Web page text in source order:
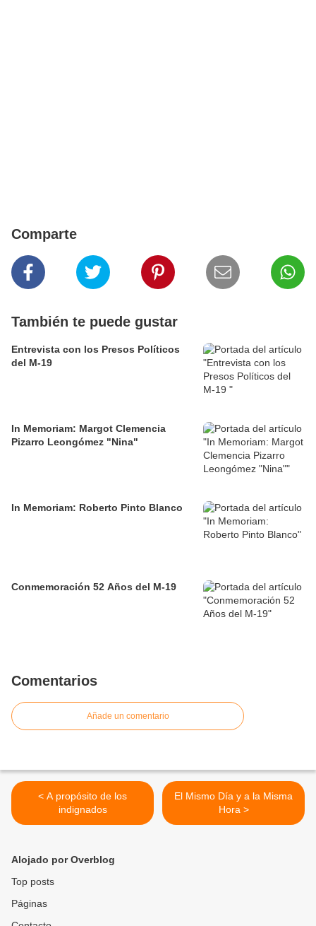
Comparte
También te puede gustar
Entrevista con los Presos Políticos
del M-19
In Memoriam: Margot Clemencia
Pizarro Leongómez "Nina"
In Memoriam: Roberto Pinto Blanco
Conmemoración 52 Años del M-19
Comentarios
Añade un comentario
< A propósito de los
indignados
El Mismo Día y a la Misma
Hora >
Alojado por Overblog
Top posts
Páginas